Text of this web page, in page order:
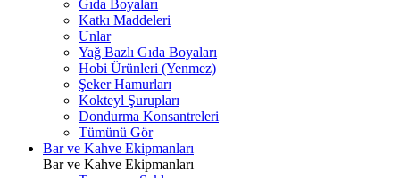
Gıda Boyaları
Katkı Maddeleri
Unlar
Yağ Bazlı Gıda Boyaları
Hobi Ürünleri (Yenmez)
Şeker Hamurları
Kokteyl Şurupları
Dondurma Konsantreleri
Tümünü Gör
Bar ve Kahve Ekipmanları
Bar ve Kahve Ekipmanları